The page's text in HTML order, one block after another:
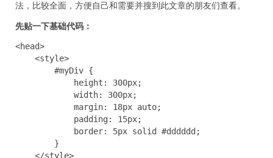
法，比较全面，方便自己和需要并搜到此文章的朋友们查看。
先贴一下基础代码：
<head>
<style>
#myDiv {
height: 300px;
width: 300px;
margin: 18px auto;
padding: 15px;
border: 5px solid #dddddd;
}
</style>